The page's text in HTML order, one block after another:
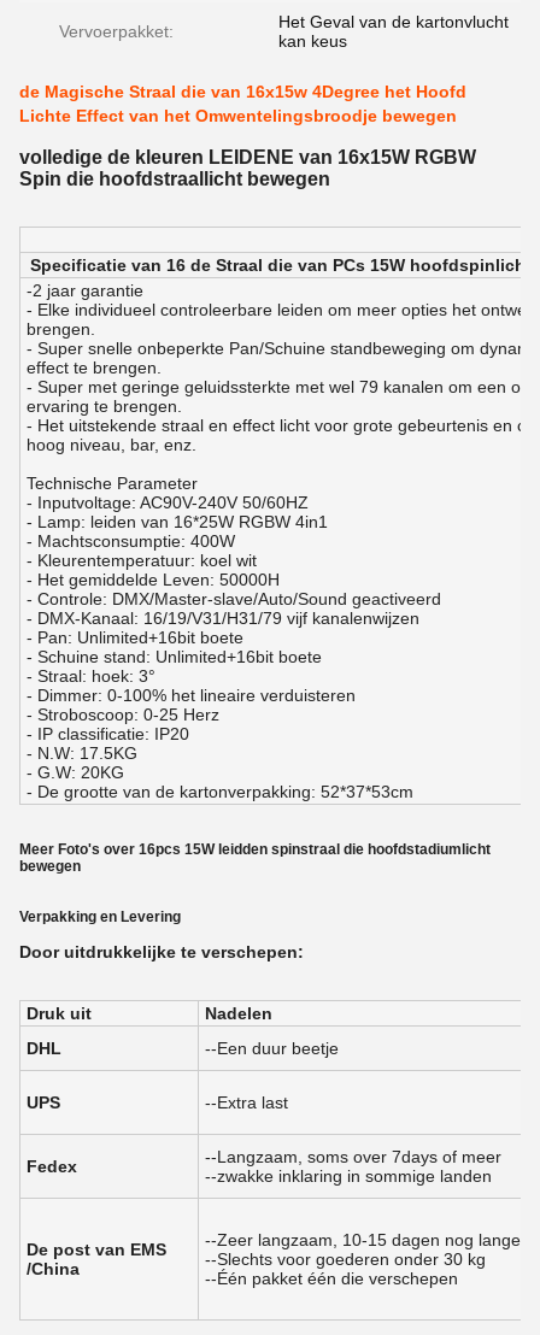
Vervoerpakket:
Het Geval van de kartonvlucht
kan keus
de Magische Straal die van 16x15w 4Degree het Hoofd
Lichte Effect van het Omwentelingsbroodje bewegen
volledige de kleuren LEIDENE van 16x15W RGBW
Spin die hoofdstraallicht bewegen
Specificatie van 16 de Straal die van PCs 15W hoofdspinlicht
-2 jaar garantie
- Elke individueel controleerbare leiden om meer opties het
brengen.
- Super snelle onbeperkte Pan/Schuine standbeweging om
effect te brengen.
- Super met geringe geluidssterkte met wel 79 kanalen om een
ervaring te brengen.
- Het uitstekende straal en effect licht voor grote gebeurtenis en
hoog niveau, bar, enz.
Technische Parameter
- Inputvoltage: AC90V-240V 50/60HZ
- Lamp: leiden van 16*25W RGBW 4in1
- Machtsconsumptie: 400W
- Kleurentemperatuur: koel wit
- Het gemiddelde Leven: 50000H
- Controle: DMX/Master-slave/Auto/Sound geactiveerd
- DMX-Kanaal: 16/19/V31/H31/79 vijf kanalenwijzen
- Pan: Unlimited+16bit boete
- Schuine stand: Unlimited+16bit boete
- Straal: hoek: 3°
- Dimmer: 0-100% het lineaire verduisteren
- Stroboscoop: 0-25 Herz
- IP classificatie: IP20
- N.W: 17.5KG
- G.W: 20KG
- De grootte van de kartonverpakking: 52*37*53cm
Meer Foto's over 16pcs 15W leidden spinstraal die hoofdstadiumlicht
bewegen
Verpakking en Levering
Door uitdrukkelijke te verschepen:
Druk uit
Nadelen
DHL
--Een duur beetje
UPS --Extra last
Fedex
--Langzaam, soms over 7days of meer
--zwakke inklaring in sommige landen
De post van EMS
/China
--Zeer langzaam, 10-15 dagen nog langere
--Slechts voor goederen onder 30 kg
--Één pakket één die verschepen